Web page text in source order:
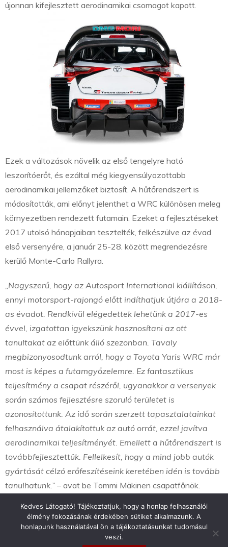
újonnan kifejlesztett aerodinamikai csomagot kapott.
Ezek a változások növelik az első tengelyre ható
leszorítóerőt, és ezáltal még kiegyensúlyozottabb
aerodinamikai jellemzőket biztosít. A hűtőrendszert is
módosították, ami előnyt jelenthet a WRC különösen meleg
környezetben rendezett futamain. Ezeket a fejlesztéseket
2017 utolsó hónapjaiban tesztelték, felkészülve az évad
első versenyére, a január 25-28. között megrendezésre
kerülő Monte-Carlo Rallyra.
„Nagyszerű, hogy az Autosport International kiállításon,
ennyi motorsport-rajongó előtt indíthatjuk útjára a 2018-
as évadot. Rendkívül elégedettek lehetünk a 2017-es
évvel, izgatottan igyekszünk hasznosítani az ott
tanultakat az előttünk álló szezonban. Tavaly
megbizonyosodtunk arról, hogy a Toyota Yaris WRC már
most is képes a futamgyőzelemre. Ez fantasztikus
teljesítmény a csapat részéről, ugyanakkor a versenyek
során számos fejlesztésre szoruló területet is
azonosítottunk. Az idő során szerzett tapasztalatainkat
felhasználva átalakítottuk az autó orrát, ezzel javítva
aerodinamikai teljesítményét. Emellett a hűtőrendszert is
továbbfejlesztettük. Fellelkesít, hogy a mind jobb autók
gyártását célzó erőfeszítéseink keretében idén is tovább
tanulhatunk.” – avat be Tommi Mäkinen csapatfőnök.
info@toyotaclub.hu
Kedves Látogató! Tájékoztatjuk, hogy a honlap felhasználói
élmény fokozásának érdekében sütiket alkalmazunk. A
honlapunk használatával ön a tájékoztatásunkat tudomásul
veszi.